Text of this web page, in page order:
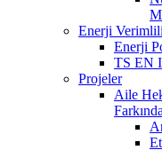
Enerji
Enerji
TS EN
Projeler
Aile